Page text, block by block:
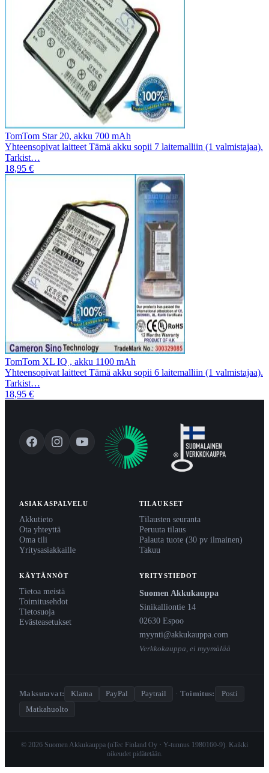
TomTom Star 20, akku 700 mAh
Yhteensopivat laitteet Tämä akku sopii 7 laitemalliin (1 valmistajaa).
Tarkist…
18,95 €
TomTom XL IQ , akku 1100 mAh
Yhteensopivat laitteet Tämä akku sopii 6 laitemalliin (1 valmistajaa).
Tarkist…
18,95 €
ASIAKASPALVELU
Akkutieto
Ota yhteyttä
Oma tili
Yritysasiakkaille
TILAUKSET
Tilausten seuranta
Peruuta tilaus
Palauta tuote (30 pv ilmainen)
Takuu
KÄYTÄNNÖT
Tietoa meistä
Toimitusehdot
Tietosuoja
Evästeasetukset
YRITYSTIEDOT
Suomen Akkukauppa
Sinikalliontie 14
02630 Espoo
myynti@akkukauppa.com
Verkkokauppa, ei myymälää
Maksutavat: Klarna PayPal Paytrail · Toimitus:
Posti
Matkahuolto
© 2026 Suomen Akkukauppa (nTec Finland Oy · Y-tunnus 1980160-9). Kaikki
oikeudet pidätetään.